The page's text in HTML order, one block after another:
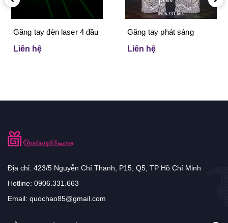
Găng tay đèn laser 4 đầu
Liên hệ
Găng tay phát sáng
Liên hệ
Địa chỉ: 423/5 Nguyễn Chí Thanh, P15, Q5, TP Hồ Chí Minh
Hotline: 0906.331.663
Email: quochao85@gmail.com